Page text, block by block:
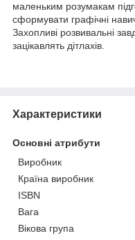
маленьким розумакам
сформувати графічні
Захопливі розвивальні
зацікавлять дітлахів.
Характеристики
Основні атрибути
Виробник
Країна виробник
ISBN
Вага
Вікова група